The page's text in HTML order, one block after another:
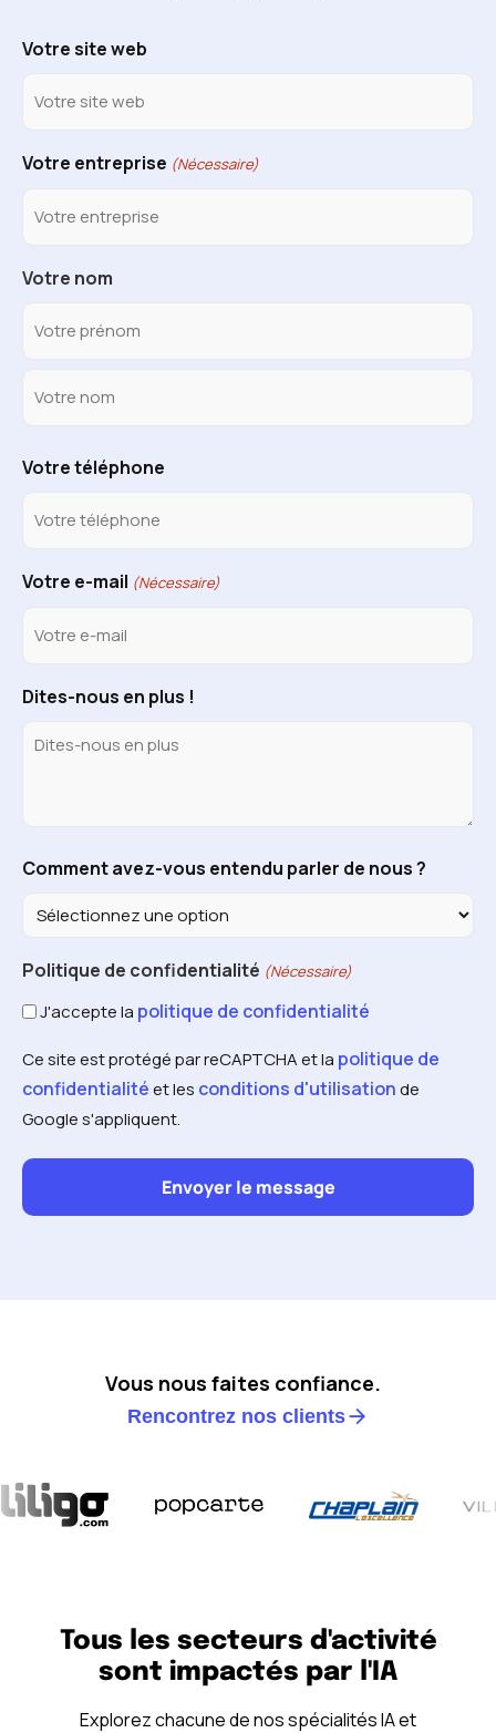
Votre site web
Votre entreprise (Nécessaire)
Votre nom
Votre téléphone
Votre e-mail (Nécessaire)
Dites-nous en plus !
Comment avez-vous entendu parler de nous ?
Politique de confidentialité (Nécessaire)
J'accepte la politique de confidentialité
Ce site est protégé par reCAPTCHA et la politique de
confidentialitéet les conditions d'utilisationde
Google s'appliquent.
Vous nous faites confiance.
Rencontrez nos clients
Tous les secteurs d'activité
sont impactés par l'IA
Explorez chacune de nos spécialités IA et